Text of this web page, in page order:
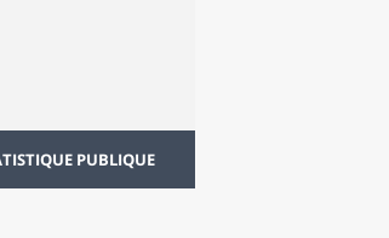
PUBLIQUE